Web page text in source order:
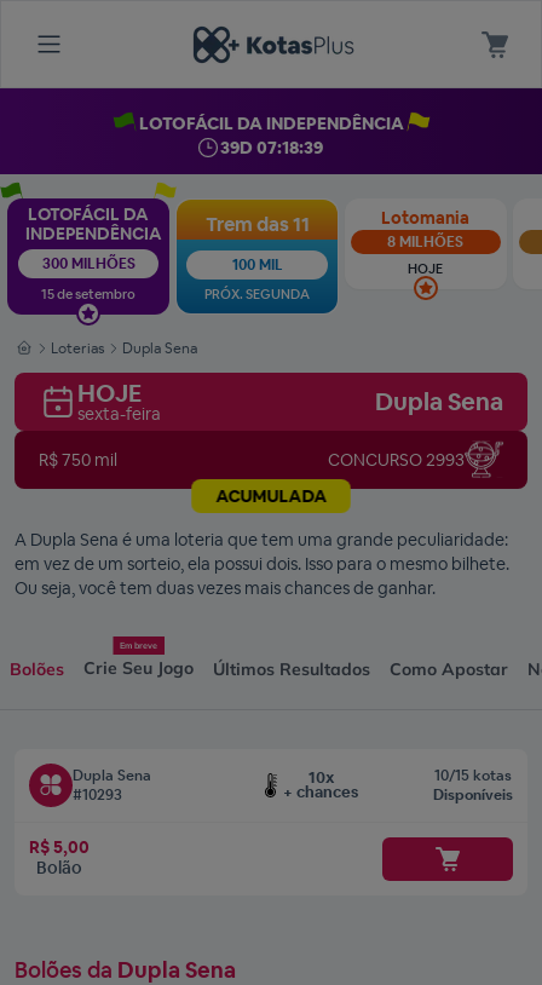
LOTOFÁCIL DA INDEPENDÊNCIA
39D 07:18:39
LOTOFÁCIL DA
INDEPENDÊNCIA
300 MILHÕES
15 de setembro
Trem das 11
100 MIL
PRÓX. SEGUNDA
Lotomania
8 MILHÕES
HOJE
Loterias Dupla Sena
HOJE
sexta-feira Dupla Sena
R$ 750 mil
CONCURSO 2993
ACUMULADA
A Dupla Sena é uma loteria que tem uma grande peculiaridade:
em vez de um sorteio, ela possui dois. Isso para o mesmo bilhete.
Ou seja, você tem duas vezes mais chances de ganhar.
Bolões
Em breve
Crie Seu Jogo Últimos Resultados Como Apostar
Dupla Sena
#10293
10x
+ chances
10/15 kotas
Disponíveis
R$ 5,00
Bolão
Bolões da Dupla Sena